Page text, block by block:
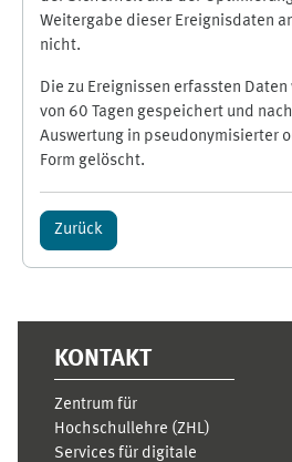
Weitergabe dieser Ereignisdaten
nicht.
Die zu Ereignissen erfassten
von 60 Tagen gespeichert und
Auswertung in pseudonymisierter
Form gelöscht.
Zurück
KONTAKT
Zentrum für
Hochschullehre (ZHL)
Services für digitale